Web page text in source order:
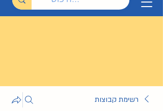
רשימת קבוצות